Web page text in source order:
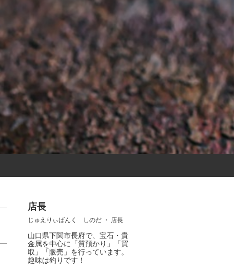
店長
じゅえりぃばんく しのだ ・ 店長
山口県下関市長府で、宝石・貴
金属を中心に「質預かり」「買
取」「販売」を行っています。
趣味は釣りです！